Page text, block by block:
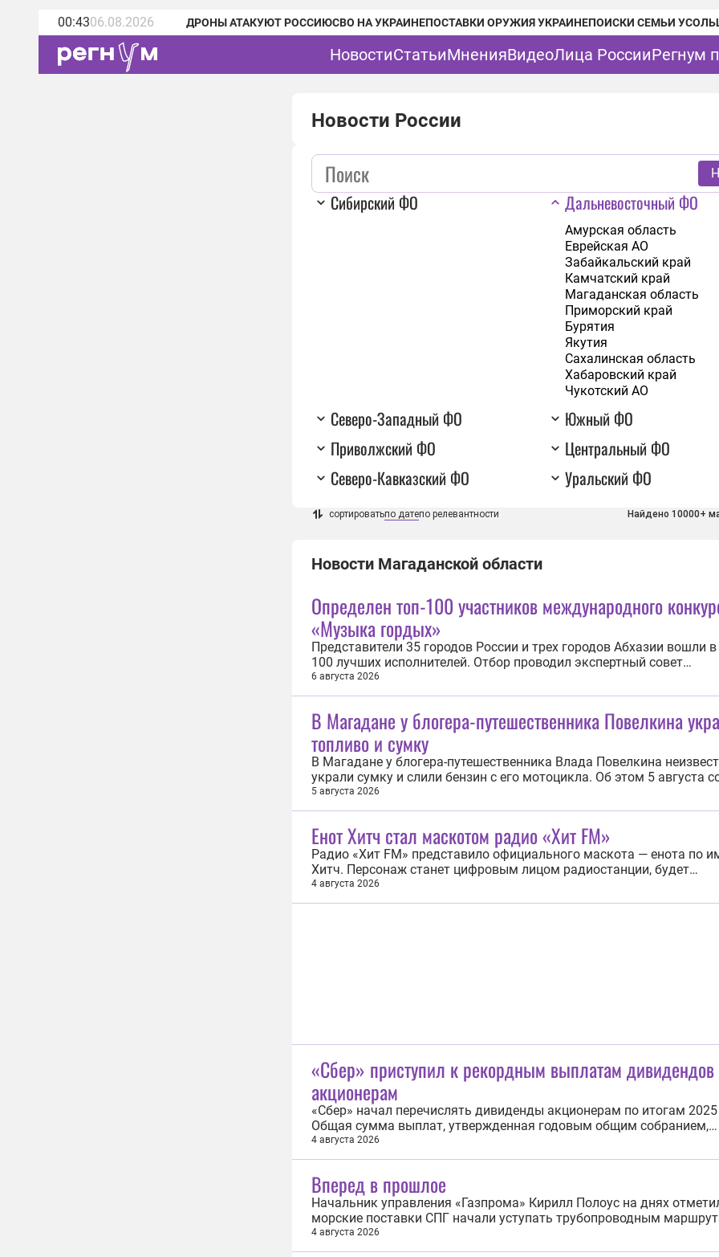
00:4306.08.2026 ДРОНЫ АТАКУЮТ РОССИЮСВО НА УКРАИНЕПОСТАВКИ ОРУЖИЯ УКРАИНЕПОИСКИ СЕМЬИ
НовостиСтатьиМненияВидеоЛица РоссииРегнум
Новости России
Сибирский ФО Дальневосточный ФО
Амурская область
Еврейская АО
Забайкальский край
Камчатский край
Магаданская область
Приморский край
Бурятия
Якутия
Сахалинская область
Хабаровский край
Чукотский АО
Северо-Западный ФО
Южный ФО
Приволжский ФО
Центральный ФО
Северо-Кавказский ФО
Уральский ФО
сортироватьпо датепо релевантности Найдено 10000+
Новости Магаданской области
Определен топ-100 участников международного
«Музыка гордых»
Представители 35 городов России и трех городов Абхазии вошли
100 лучших исполнителей. Отбор проводил экспертный совет
международного конкурса «Музыка гордых». Проект
конкурса и фестиваля реализуется фондом Николая Расторгуева
6 августа 2026
В Магадане у блогера-путешественника Повелкина
топливо и сумку
В Магадане у блогера-путешественника Влада Повелкина
украли сумку и слили бензин с его мотоцикла. Об этом 5 августа
заместитель председателя правительства Магаданской области
Береговой. Со слов председателя, блогер приехал из Нижнего
5 августа 2026
Енот Хитч стал маскотом радио «Хит FM»
Радио «Хит FM» представило официального маскота — енота по
Хитч. Персонаж станет цифровым лицом радиостанции, будет
взаимодействовать с аудиторией и участвовать в специальных
Голосом Хитча стал программный директор Роман Кухлевский,
4 августа 2026
«Сбер» приступил к рекордным выплатам дивидендов
акционерам
«Сбер» начал перечислять дивиденды акционерам по итогам 2025
Общая сумма выплат, утвержденная годовым общим собранием,
составила рекордные 850,2 млрд рублей — по 37,64 рубля на одну
обыкновенную и привилегированную акцию. Половину из этой
4 августа 2026
Вперед в прошлое
Начальник управления «Газпрома» Кирилл Полоус на днях
морские поставки СПГ начали уступать трубопроводным
надежности, что напрямую сказывается на ценах. Котировки в
показывают достаточно наглядно. На нидерландском хабе TTF
4 августа 2026